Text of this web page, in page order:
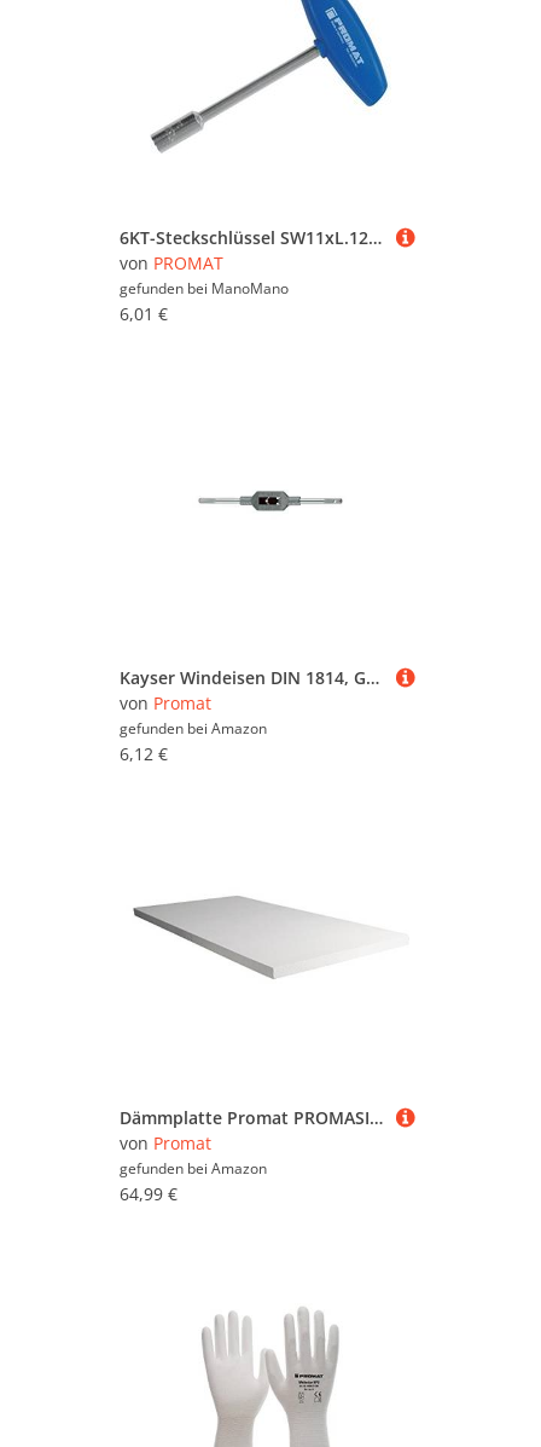
6KT-Steckschlüssel SW11xL.125mm m.Quergriff Promat
von PROMAT
gefunden bei ManoMano
6,01 €
Kayser Windeisen DIN 1814, Gr. 2, verstellbar, Zinkdruckguss
von Promat
gefunden bei Amazon
6,12 €
Dämmplatte Promat PROMASIL 950 KS 80 mm
von Promat
gefunden bei Amazon
64,99 €